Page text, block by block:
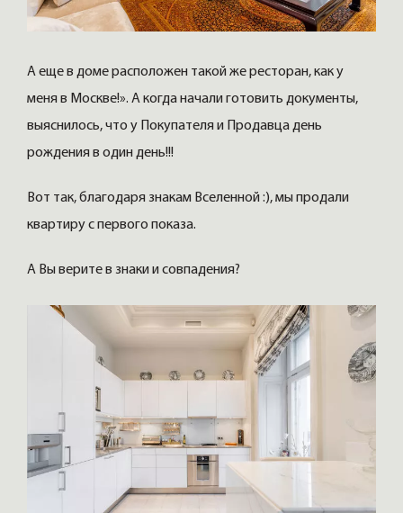
А еще в доме расположен такой же ресторан, как у
меня в Москве!». А когда начали готовить документы,
выяснилось, что у Покупателя и Продавца день
рождения в один день!!!
Вот так, благодаря знакам Вселенной :), мы продали
квартиру с первого показа.
А Вы верите в знаки и совпадения?